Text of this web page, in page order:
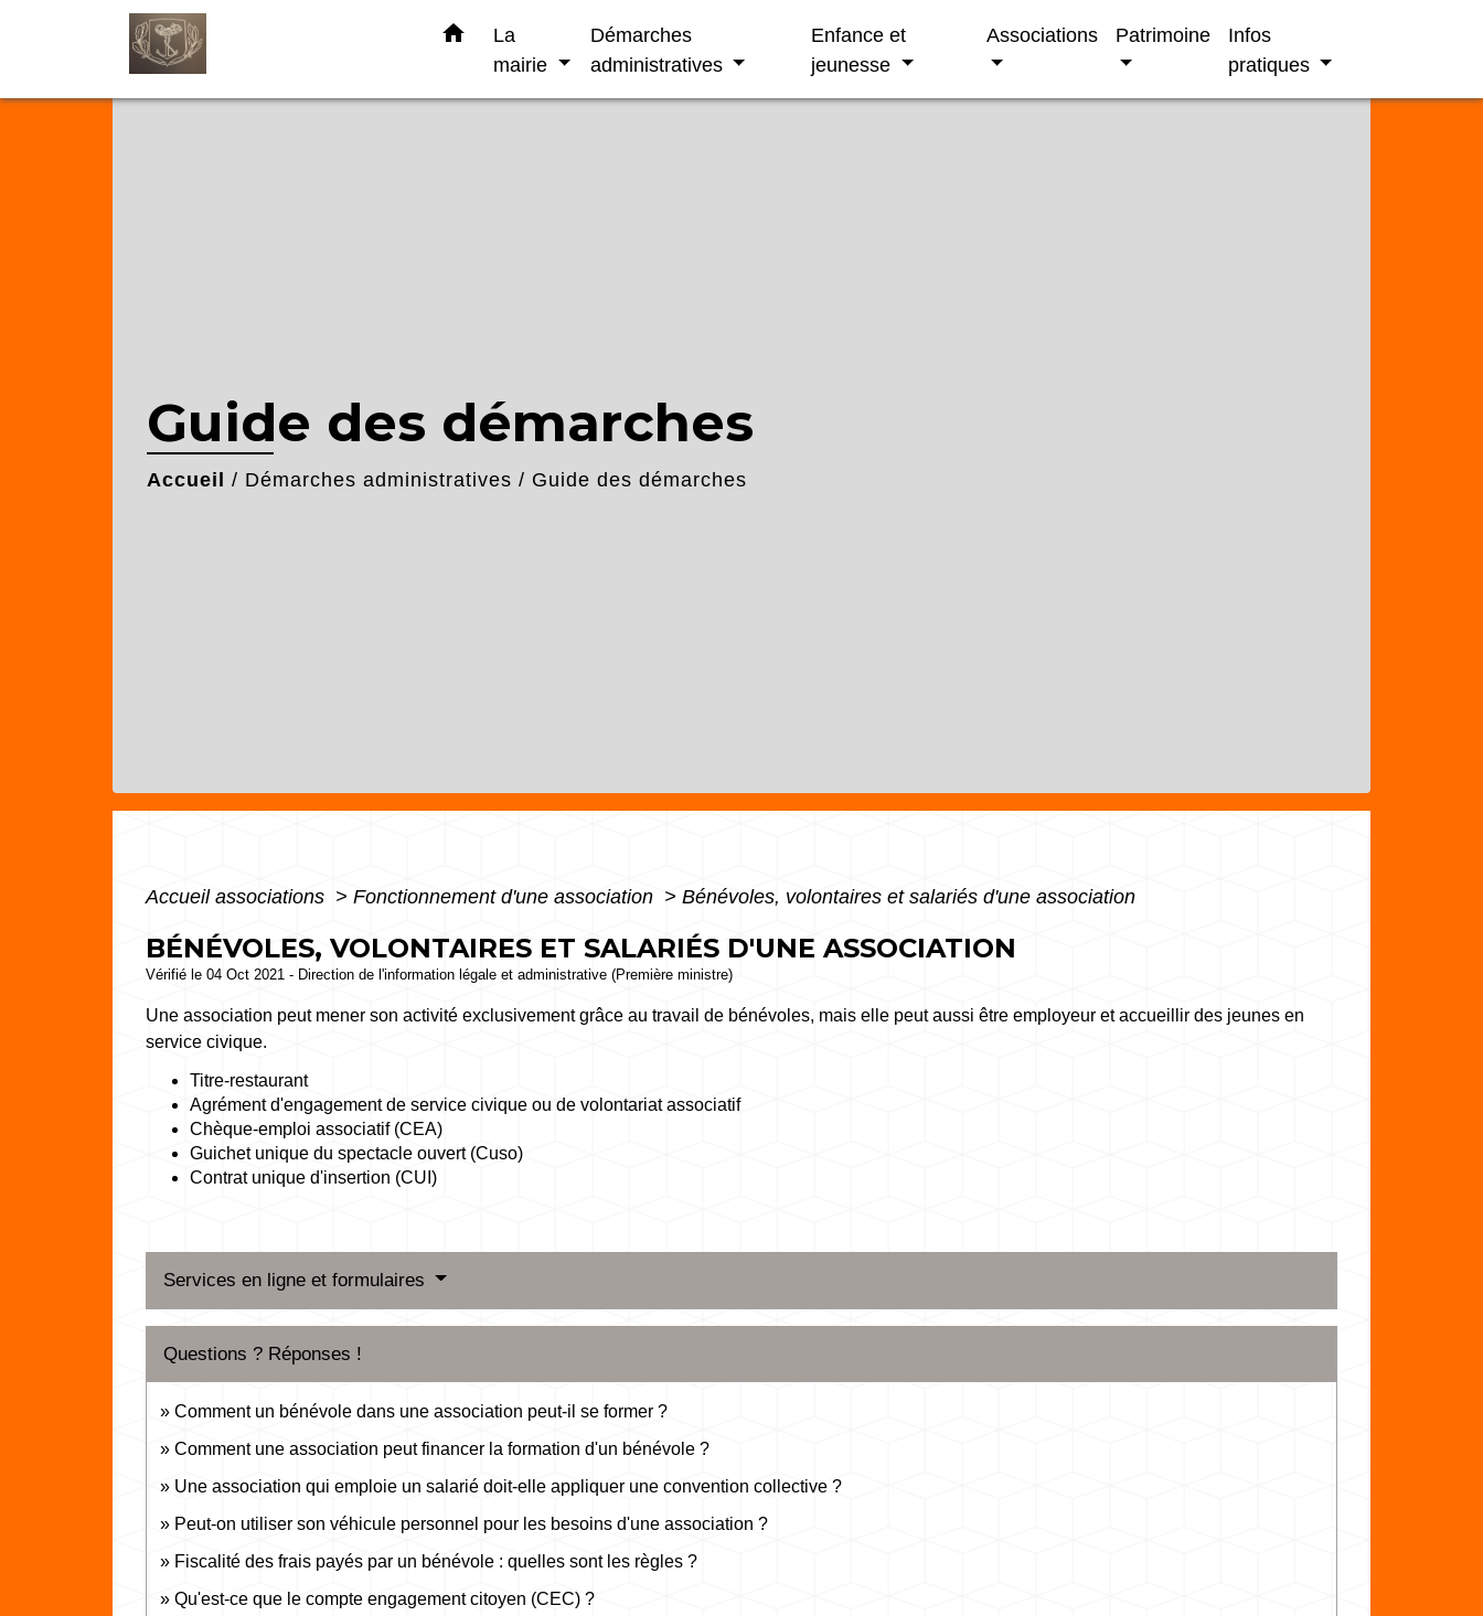
home
La
mairie
Démarches
administratives
Enfance et
jeunesse
Associations Patrimoine
Infos
pratiques
Guide des démarches
Accueil / Démarches administratives / Guide des démarches
Accueil associations > Fonctionnement d'une association > Bénévoles, volontaires et salariés d'une association
BÉNÉVOLES, VOLONTAIRES ET SALARIÉS D'UNE ASSOCIATION
Vérifié le 04 Oct 2021 - Direction de l'information légale et administrative (Première ministre)
Une association peut mener son activité exclusivement grâce au travail de bénévoles, mais elle peut aussi être employeur et accueillir des jeunes en
service civique.
Titre-restaurant
Agrément d'engagement de service civique ou de volontariat associatif
Chèque-emploi associatif (CEA)
Guichet unique du spectacle ouvert (Cuso)
Contrat unique d'insertion (CUI)
Services en ligne et formulaires
Questions ? Réponses !
Comment un bénévole dans une association peut-il se former ?
Comment une association peut financer la formation d'un bénévole ?
Une association qui emploie un salarié doit-elle appliquer une convention collective ?
Peut-on utiliser son véhicule personnel pour les besoins d'une association ?
Fiscalité des frais payés par un bénévole : quelles sont les règles ?
Qu'est-ce que le compte engagement citoyen (CEC) ?